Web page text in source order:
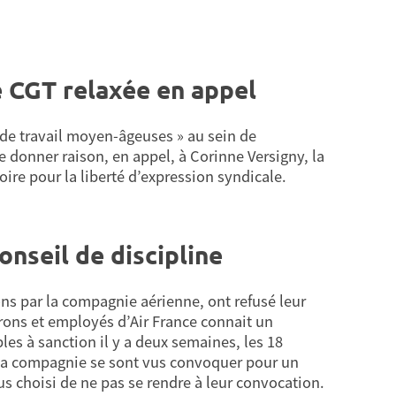
relaxée en appel
travail moyen-âgeuses » au sein de
raison, en appel, à Corinne Versigny, la
pour la liberté d’expression syndicale.
de discipline
par la compagnie aérienne, ont refusé leur
et employés d’Air France connait un
à sanction il y a deux semaines, les 18
compagnie se sont vus convoquer pour un
choisi de ne pas se rendre à leur convocation.